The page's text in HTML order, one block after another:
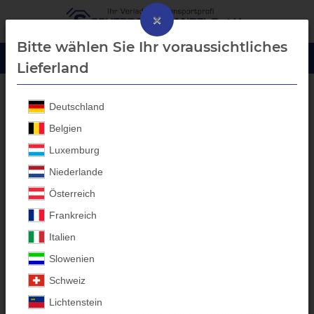
Böckmann
Böckmann
Aufbau Laubgitter aus
deutscher
Eigenproduktion
Maßanfertigungen für alle
Anhänger-Marken
×
Bitte wählen Sie Ihr voraussichtliches
Lieferland
Deutschland
Belgien
Luxemburg
Niederlande
Österreich
Frankreich
Italien
Slowenien
Schweiz
Lichtenstein